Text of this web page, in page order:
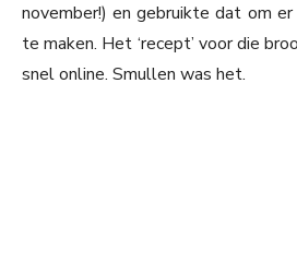
november!) en gebruikte dat om
te maken. Het ‘recept’ voor die
snel online. Smullen was het.